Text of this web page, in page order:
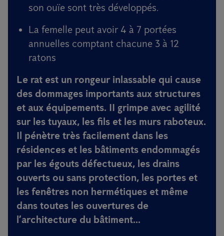
son ouïe sont très développés.
La femelle peut avoir 4 à 7 portées
annuelles comptant chacune 3 à 12
ratons
Le rat est un rongeur inlassable qui cause
des dommages importants aux structures
et aux équipements. II grimpe avec agilité
sur les tuyaux, les fils et les murs raboteux.
Il pénètre très facilement dans les
résidences et les bâtiments endommagés
par les égouts défectueux, les drains
ouverts ou sans protection, les portes et
les fenêtres non hermétiques et même
dans toutes les ouvertures de
l’architecture du bâtiment...